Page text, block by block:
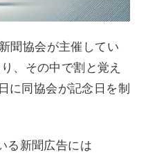
聞協会が主催してい
、その中で割と覚え
に同協会が記念日を制
る新聞広告には